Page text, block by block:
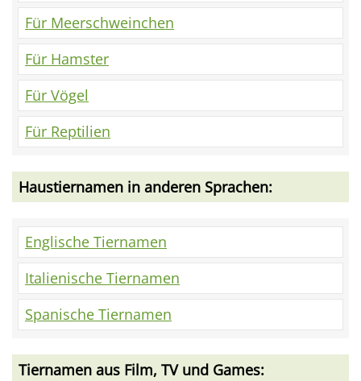
Für Meerschweinchen
Für Hamster
Für Vögel
Für Reptilien
Haustiernamen in anderen Sprachen:
Englische Tiernamen
Italienische Tiernamen
Spanische Tiernamen
Tiernamen aus Film, TV und Games: